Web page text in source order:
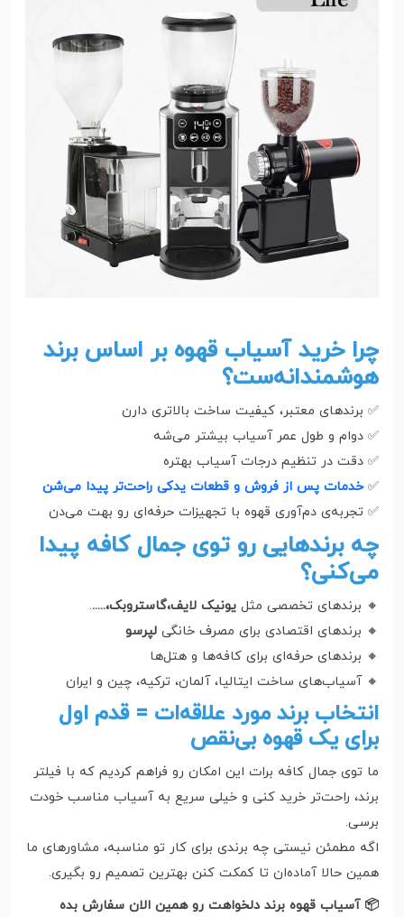
چرا خرید آسیاب قهوه بر اساس برند
هوشمندانه‌ست؟
✅ برندهای معتبر، کیفیت ساخت بالاتری دارن
✅ دوام و طول عمر آسیاب بیشتر می‌شه
✅ دقت در تنظیم درجات آسیاب بهتره
✅خدمات پس از فروش و قطعات یدکی راحت‌تر پیدا می‌شن
✅ تجربه‌ی دم‌آوری قهوه با تجهیزات حرفه‌ای رو بهت می‌دن
چه برندهایی رو توی جمال کافه پیدا
می‌کنی؟
🔸 برندهای تخصصی مثل یونیک لایف،گاستروبک،......
🔸 برندهای اقتصادی برای مصرف خانگی لپرسو
🔸 برندهای حرفه‌ای برای کافه‌ها و هتل‌ها
🔸 آسیاب‌های ساخت ایتالیا، آلمان، ترکیه، چین و ایران
انتخاب برند مورد علاقه‌ات = قدم اول
برای یک قهوه بی‌نقص
ما توی جمال کافه برات این امکان رو فراهم کردیم که با فیلتر
برند، راحت‌تر خرید کنی و خیلی سریع به آسیاب مناسب خودت
برسی.
اگه مطمئن نیستی چه برندی برای کار تو مناسبه، مشاورهای ما
همین حالا آماده‌ان تا کمکت کنن بهترین تصمیم رو بگیری.
📦 آسیاب قهوه برند دلخواهت رو همین الان سفارش بده